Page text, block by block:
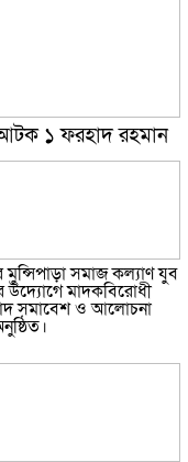
১ ফরহাদ রহমান
মুন্সিপাড়া সমাজ কল্যাণ যুব
উদ্যোগে মাদকবিরোধী
সমাবেশ ও আলোচনা